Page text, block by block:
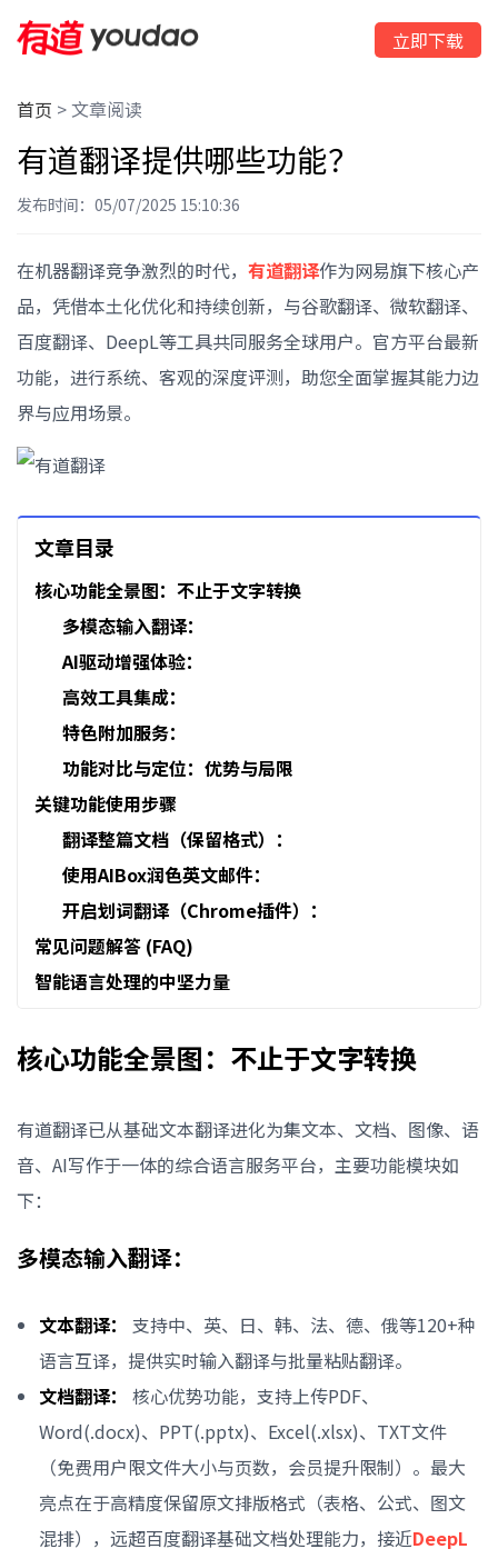
立即下载
首页 >文章阅读
有道翻译提供哪些功能？
发布时间：05/07/2025 15:10:36
在机器翻译竞争激烈的时代， 有道翻译作为网易旗下核心产
品，凭借本土化优化和持续创新，与谷歌翻译、微软翻译、
百度翻译、DeepL等工具共同服务全球用户。官方平台最新
功能，进行系统、客观的深度评测，助您全面掌握其能力边
界与应用场景。
文章目录
核心功能全景图：不止于文字转换
多模态输入翻译：
AI驱动增强体验：
高效工具集成：
特色附加服务：
功能对比与定位：优势与局限
关键功能使用步骤
翻译整篇文档（保留格式）：
使用AIBox润色英文邮件：
开启划词翻译（Chrome插件）：
常见问题解答 (FAQ)
智能语言处理的中坚力量
核心功能全景图：不止于文字转换
有道翻译已从基础文本翻译进化为集文本、文档、图像、语
音、AI写作于一体的综合语言服务平台，主要功能模块如
下：
多模态输入翻译：
文本翻译：
支持中、英、日、韩、法、德、俄等120+种
语言互译，提供实时输入翻译与批量粘贴翻译。
文档翻译：
核心优势功能，支持上传PDF、
Word(.docx)、PPT(.pptx)、Excel(.xlsx)、TXT文件
（免费用户限文件大小与页数，会员提升限制）。最大
亮点在于高精度保留原文排版格式（表格、公式、图文
混排），远超百度翻译基础文档处理能力，接近DeepL